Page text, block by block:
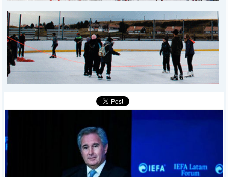
DEPORTES
POLICIALES
I-DIARIO
MÁS
BÚSQUEDA